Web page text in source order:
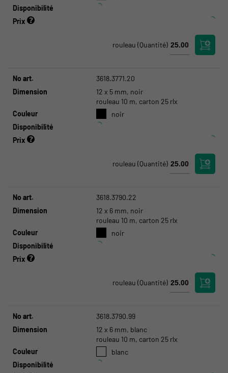
Disponibilité
Prix
rouleau (Quantité)
No art.
3618.3771.20
Dimension
12 x 5 mm, noir
rouleau 10 m, carton 25 rlx
Couleur
noir
Disponibilité
Prix
rouleau (Quantité)
No art.
3618.3790.22
Dimension
12 x 6 mm, noir
rouleau 10 m, carton 25 rlx
Couleur
noir
Disponibilité
Prix
rouleau (Quantité)
No art.
3618.3790.99
Dimension
12 x 6 mm, blanc
rouleau 10 m, carton 25 rlx
Couleur
blanc
Disponibilité